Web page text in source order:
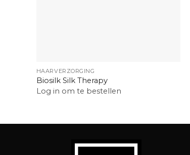
HAARVERZORGING
Biosilk Silk Therapy
Log in om te bestellen